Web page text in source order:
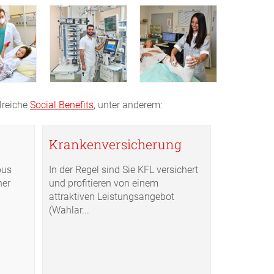
Social Benefits, unter anderem:
Krankenversicherung
In der Regel sind Sie KFL versichert
und profitieren von einem
attraktiven Leistungsangebot
(Wahlar...